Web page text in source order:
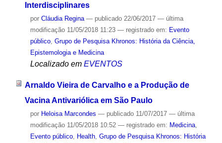
Interdisciplinares
por Cláudia Regina — publicado22/06/2017 — última
modificação11/05/2018 11:23 — registrado em: Evento
público, Grupo de Pesquisa Khronos: História da Ciência,
Epistemologia e Medicina
Localizado em EVENTOS
Arnaldo Vieira de Carvalho e a Produção de
Vacina Antivariólica em São Paulo
por Heloisa Marcondes — publicado11/07/2017 — última
modificação11/05/2018 10:52 — registrado em: Medicina,
Evento público, Health, Grupo de Pesquisa Khronos: História